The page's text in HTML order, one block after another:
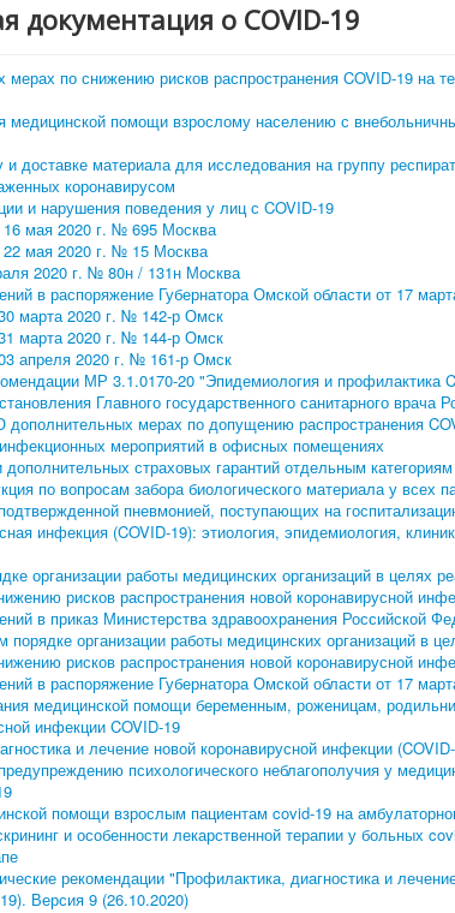
документация о COVID-19
по снижению рисков распространения COVID-19 на
медицинской помощи взрослому населению с
и доставке материала для исследования на группу
коронавирусом
и нарушения поведения у лиц с COVID-19
16 мая 2020 г. № 695 Москва
22 мая 2020 г. № 15 Москва
2020 г. № 80н / 131н Москва
в распоряжение Губернатора Омской области от 17
марта 2020 г. № 142-р Омск
марта 2020 г. № 144-р Омск
апреля 2020 г. № 161-р Омск
МР 3.1.0170-20 "Эпидемиология и профилактика
Главного государственного санитарного врача
мерах по допущению распространения
мероприятий в офисных помещениях
страховых гарантий отдельным
по вопросам забора биологического материала у всех
пневмонией, поступающих на
инфекция (COVID-19): этиология, эпидемиология,
организации работы медицинских организаций в целях
рисков распространения новой коронавирусной
в приказ Министерства здравоохранения Российской
организации работы медицинских организаций в
рисков распространения новой коронавирусной
в распоряжение Губернатора Омской области от 17
медицинской помощи беременным, роженицам,
инфекции COVID-19
и лечение новой коронавирусной инфекции
психологического неблагополучия у
помощи взрослым пациентам covid-19 на
и особенности лекарственной терапии у больных
рекомендации "Профилактика, диагностика и
Версия 9 (26.10.2020)